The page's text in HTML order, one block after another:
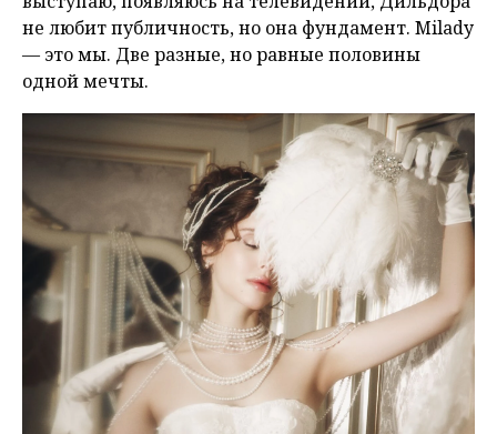
не любит публичность, но она фундамент. Milady
— это мы. Две разные, но равные половины
одной мечты.